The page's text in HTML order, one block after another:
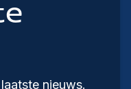
nieuws.